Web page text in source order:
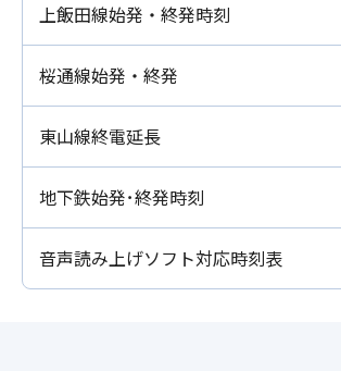
上飯田線始発・終発時刻
桜通線始発・終発
東山線終電延長
地下鉄始発･終発時刻
音声読み上げソフト対応時刻表